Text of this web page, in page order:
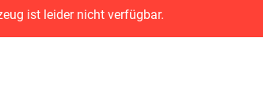
ist leider nicht verfügbar.